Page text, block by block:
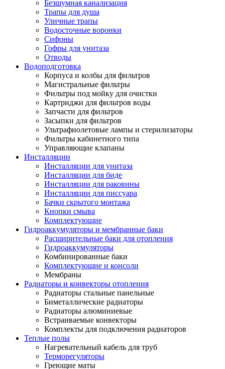
Безшумная канализация
Трапы для душа
Уличные трапы
Водосточные воронки
Сифоны
Гофры для унитаза
Отводы
Водоподготовка
Корпуса и колбы для фильтров
Магистральные фильтры
Фильтры под мойку для очистки
Картриджи для фильтров воды
Запчасти для фильтров
Засыпки для фильтров
Ультрафиолетовые лампы и стерилизаторы
Фильтры кабинетного типа
Управляющие клапаны
Инсталляции
Инсталляции для унитаза
Инсталляции для биде
Инсталляции для раковины
Инсталляции для писсуара
Бачки скрытого монтажа
Кнопки смыва
Комплектующие
Гидроаккумуляторы и мембранные баки
Расширительные баки для отопления
Гидроаккумуляторы
Комбинированные баки
Комплектующие и консоли
Мембраны
Радиаторы и конвекторы отопления
Радиаторы стальные панельные
Биметаллические радиаторы
Радиаторы алюминиевые
Встраиваемые конвекторы
Комплекты для подключения радиаторов
Теплые полы
Нагревательный кабель для труб
Терморегуляторы
Греющие маты